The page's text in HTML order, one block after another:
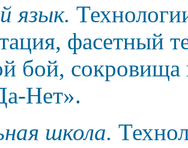
язык.
фасетный
бой, сокровища
Нет».
школа.